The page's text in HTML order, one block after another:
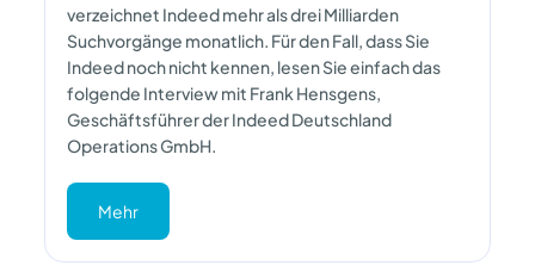
verzeichnet Indeed mehr als drei Milliarden
Suchvorgänge monatlich. Für den Fall, dass Sie
Indeed noch nicht kennen, lesen Sie einfach das
folgende Interview mit Frank Hensgens,
Geschäftsführer der Indeed Deutschland
Operations GmbH.
Mehr